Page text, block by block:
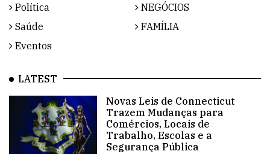
Política
NEGÓCIOS
Saúde
FAMÍLIA
Eventos
LATEST
Novas Leis de Connecticut
Trazem Mudanças para
Comércios, Locais de
Trabalho, Escolas e a
Segurança Pública